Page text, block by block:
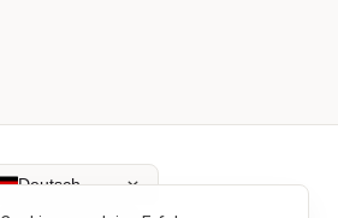
Deutsch